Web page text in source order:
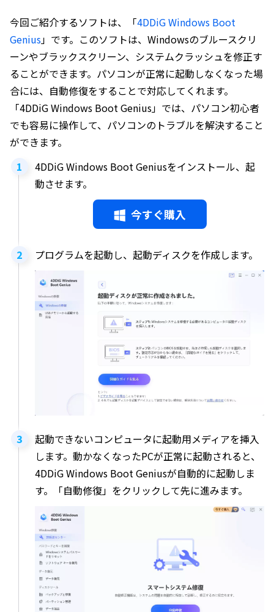
今回ご紹介するソフトは、「4DDiG Windows Boot
Genius」です。このソフトは、Windowsのブルースクリ
ーンやブラックスクリーン、システムクラッシュを修正す
ることができます。パソコンが正常に起動しなくなった場
合には、自動修復をすることで対応してくれます。
「4DDiG Windows Boot Genius」では、パソコン初心者
でも容易に操作して、パソコンのトラブルを解決すること
ができます。
4DDiG Windows Boot Geniusをインストール、起
動させます。
今すぐ購入
プログラムを起動し、起動ディスクを作成します。
起動できないコンピュータに起動用メディアを挿入
します。動かなくなったPCが正常に起動されると、
4DDiG Windows Boot Geniusが自動的に起動しま
す。「自動修復」をクリックして先に進みます。